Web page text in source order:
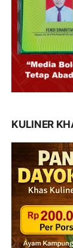
KULINER